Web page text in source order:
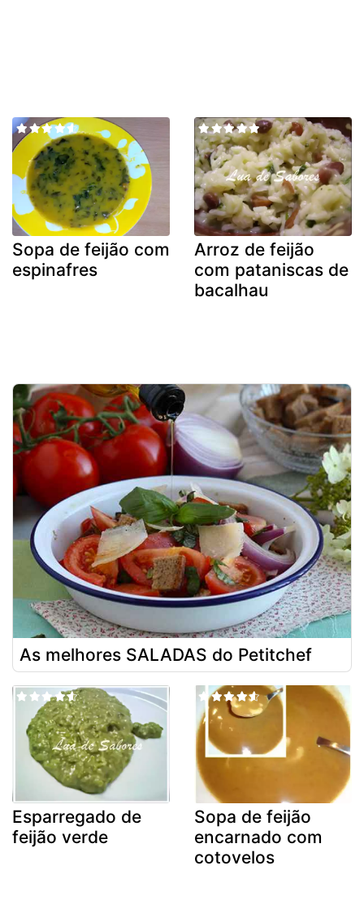
Sopa de feijão com
espinafres
Arroz de feijão
com pataniscas de
bacalhau
As melhores SALADAS do Petitchef
Esparregado de
feijão verde
Sopa de feijão
encarnado com
cotovelos